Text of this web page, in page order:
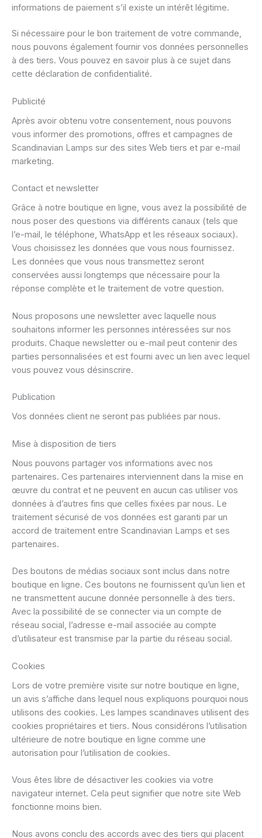
informations de paiement s’il existe un intérêt légitime.
Si nécessaire pour le bon traitement de votre commande,
nous pouvons également fournir vos données personnelles
à des tiers. Vous pouvez en savoir plus à ce sujet dans
cette déclaration de confidentialité.
Publicité
Après avoir obtenu votre consentement, nous pouvons
vous informer des promotions, offres et campagnes de
Scandinavian Lamps sur des sites Web tiers et par e-mail
marketing.
Contact et newsletter
Grâce à notre boutique en ligne, vous avez la possibilité de
nous poser des questions via différents canaux (tels que
l’e-mail, le téléphone, WhatsApp et les réseaux sociaux).
Vous choisissez les données que vous nous fournissez.
Les données que vous nous transmettez seront
conservées aussi longtemps que nécessaire pour la
réponse complète et le traitement de votre question.
Nous proposons une newsletter avec laquelle nous
souhaitons informer les personnes intéressées sur nos
produits. Chaque newsletter ou e-mail peut contenir des
parties personnalisées et est fourni avec un lien avec lequel
vous pouvez vous désinscrire.
Publication
Vos données client ne seront pas publiées par nous.
Mise à disposition de tiers
Nous pouvons partager vos informations avec nos
partenaires. Ces partenaires interviennent dans la mise en
œuvre du contrat et ne peuvent en aucun cas utiliser vos
données à d’autres fins que celles fixées par nous. Le
traitement sécurisé de vos données est garanti par un
accord de traitement entre Scandinavian Lamps et ses
partenaires.
Des boutons de médias sociaux sont inclus dans notre
boutique en ligne. Ces boutons ne fournissent qu’un lien et
ne transmettent aucune donnée personnelle à des tiers.
Avec la possibilité de se connecter via un compte de
réseau social, l’adresse e-mail associée au compte
d’utilisateur est transmise par la partie du réseau social.
Cookies
Lors de votre première visite sur notre boutique en ligne,
un avis s’affiche dans lequel nous expliquons pourquoi nous
utilisons des cookies. Les lampes scandinaves utilisent des
cookies propriétaires et tiers. Nous considérons l’utilisation
ultérieure de notre boutique en ligne comme une
autorisation pour l’utilisation de cookies.
Vous êtes libre de désactiver les cookies via votre
navigateur internet. Cela peut signifier que notre site Web
fonctionne moins bien.
Nous avons conclu des accords avec des tiers qui placent